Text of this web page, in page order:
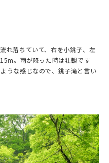
れ落ちていて、右を小銚子、左
。雨が降った時は壮観です
うな感じなので、銚子滝と言い